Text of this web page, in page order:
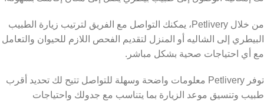
من خلال Petlivery، يمكنك التواصل مع الفريق لترتيب زيارة الطبيب
البيطري إلى الشاليه أو المنزل لتقديم الفحص اللازم للحيوان والتعامل
مع أي احتياجات صحية بشكل مباشر.
توفر Petlivery معلومات واضحة وسهلة للتواصل تتيح لك تحديد أقرب
طبيب وتنسيق موعد الزيارة بما يتناسب مع جدولك واحتياجات